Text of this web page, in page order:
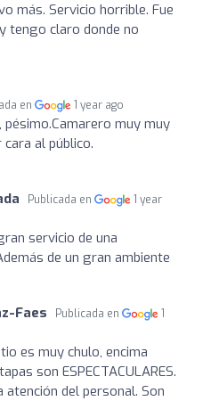
más. Servicio horrible. Fue
tengo claro donde no
en 1 year ago
pésimo.Camarero muy muy
al público.
Publicada en
1 year
servicio de una
de un gran ambiente
Faes Publicada en
1
es muy chulo, encima
son ESPECTACULARES.
del personal. Son